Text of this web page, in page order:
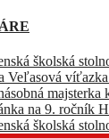
školská
Veľasová
majsterka
na 9. ročník
školská